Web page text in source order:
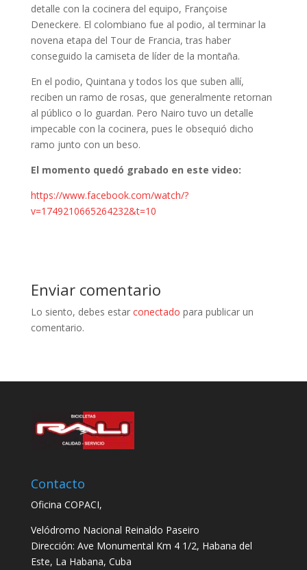
detalle con la cocinera del equipo, Françoise
Deneckere. El colombiano fue al podio, al terminar la
novena etapa del Tour de Francia, tras haber
conseguido la camiseta de líder de la montaña.
En el podio, Quintana y todos los que suben allí,
reciben un ramo de rosas, que generalmente retornan
al público o lo guardan. Pero Nairo tuvo un detalle
impecable con la cocinera, pues le obsequió dicho
ramo junto con un beso.
El momento quedó grabado en este video:
https://www.facebook.com/watch/?
v=1749210665264232&t=10
Enviar comentario
Lo siento, debes estar conectado para publicar un
comentario.
Contacto
Oficina COPACI,
Velódromo Nacional Reinaldo Paseiro
Dirección: Ave Monumental Km 4 1/2, Habana del
Este, La Habana, Cuba